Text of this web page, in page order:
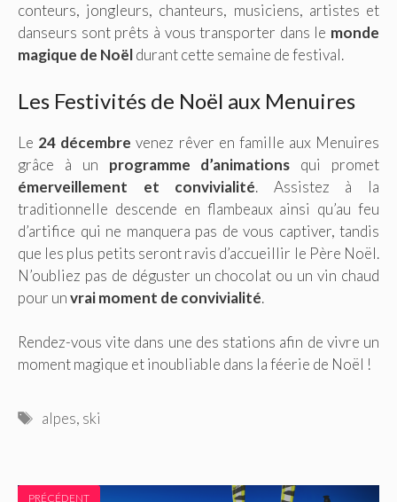
conteurs, jongleurs, chanteurs, musiciens, artistes et
danseurs sont prêts à vous transporter dans le monde
magique de Noëldurant cette semaine de festival.
Les Festivités de Noël aux Menuires
Le 24 décembre venez rêver en famille aux Menuires
grâce à un programme d’animations qui promet
émerveillement et convivialité. Assistez à la
traditionnelle descende en flambeaux ainsi qu’au feu
d’artifice qui ne manquera pas de vous captiver, tandis
que les plus petits seront ravis d’accueillir le Père Noël.
N’oubliez pas de déguster un chocolat ou un vin chaud
pour unvrai moment de convivialité.
Rendez-vous vite dans une des stations afin de vivre un
moment magique et inoubliable dans la féerie de Noël !
Étiquettes
alpes, ski
PRÉCÉDENT